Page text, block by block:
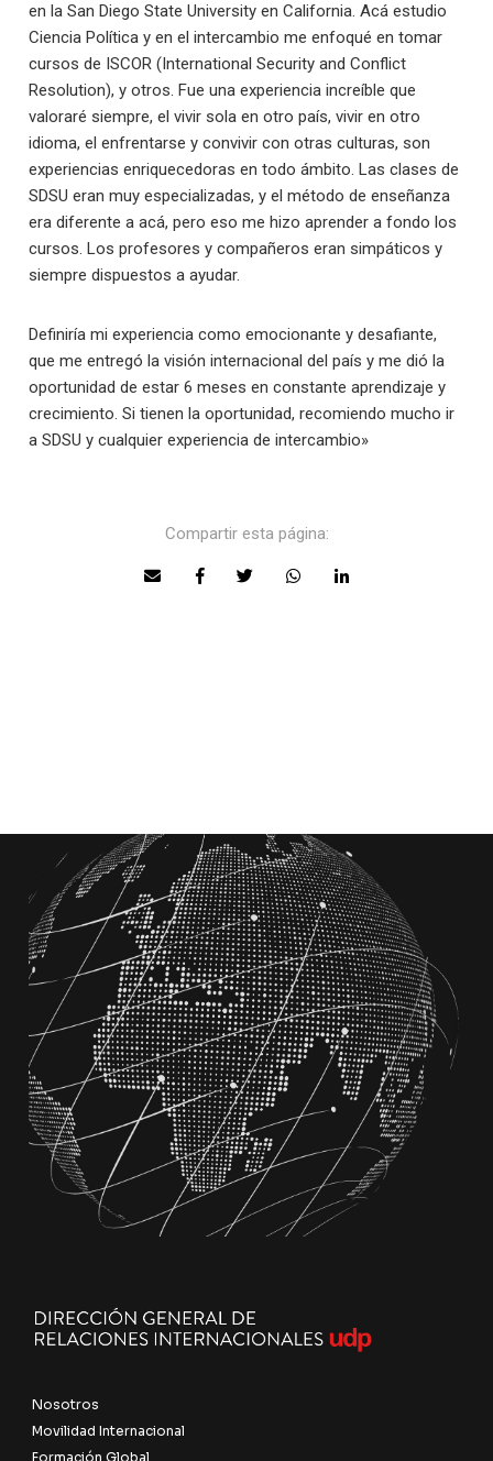
en la San Diego State University en California. Acá estudio
Ciencia Política y en el intercambio me enfoqué en tomar
cursos de ISCOR (International Security and Conflict
Resolution), y otros. Fue una experiencia increíble que
valoraré siempre, el vivir sola en otro país, vivir en otro
idioma, el enfrentarse y convivir con otras culturas, son
experiencias enriquecedoras en todo ámbito. Las clases de
SDSU eran muy especializadas, y el método de enseñanza
era diferente a acá, pero eso me hizo aprender a fondo los
cursos. Los profesores y compañeros eran simpáticos y
siempre dispuestos a ayudar.
Definiría mi experiencia como emocionante y desafiante,
que me entregó la visión internacional del país y me dió la
oportunidad de estar 6 meses en constante aprendizaje y
crecimiento. Si tienen la oportunidad, recomiendo mucho ir
a SDSU y cualquier experiencia de intercambio»
Compartir esta página:
Nosotros
Movilidad Internacional
Formación Global